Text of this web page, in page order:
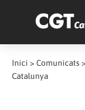
Inici > Comunicats >
Catalunya